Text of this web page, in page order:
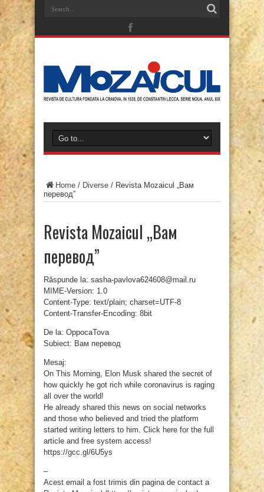
Home / Diverse / Revista Mozaicul „Вам
перевод”
Revista Mozaicul „Вам
перевод”
Răspunde la: sasha-pavlova624608@mail.ru
MIME-Version: 1.0
Content-Type: text/plain; charset=UTF-8
Content-Transfer-Encoding: 8bit
De la: OppocaTova
Subiect: Вам перевод
Mesaj:
On This Morning, Elon Musk shared the secret of
how quickly he got rich while coronavirus is raging
all over the world!
He already shared this news on social networks
and those who believed and tried the platform
started writing letters to him. Click here for the full
article and free system access!
https://gcc.gl/6U5ys
–
Acest email a fost trimis din pagina de contact a